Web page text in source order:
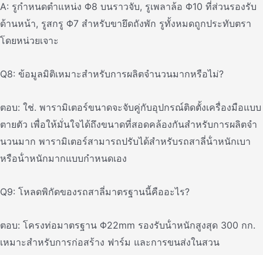
A: รูกําหนดตําแหน่ง Φ8 บนราวจับ, รูเพลาล้อ Φ10 ที่ส่วนรองรับ
ด้านหน้า, รูสกรู Φ7 สําหรับขายึดถังพัก รูทั้งหมดถูกประทับตรา
โดยหน่วยเจาะ
Q8: ข้อมูลมิติเหมาะสําหรับการผลิตจํานวนมากหรือไม่?
ตอบ: ใช่. พารามิเตอร์ขนาดจะจับคู่กับอุปกรณ์ติดตั้งเครื่องมือแบบ
ตายตัว เพื่อให้มั่นใจได้ถึงขนาดที่สอดคล้องกันสําหรับการผลิตจํา
นวนมาก พารามิเตอร์สามารถปรับได้สําหรับรถสาลี่น้ําหนักเบา
หรือน้ําหนักมากแบบกําหนดเอง
Q9: โหลดพิกัดของรถสาลี่มาตรฐานนี้คืออะไร?
ตอบ: โครงท่อมาตรฐาน Φ22mm รองรับน้ําหนักสูงสุด 300 กก.
เหมาะสําหรับการก่อสร้าง ฟาร์ม และการขนส่งในสวน